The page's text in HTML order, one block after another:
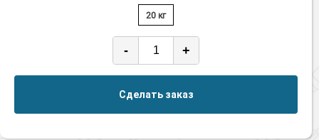
20 кг
- +
Сделать заказ